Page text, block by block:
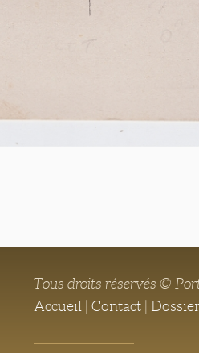
Tous droits réservés ©
Accueil |Contact